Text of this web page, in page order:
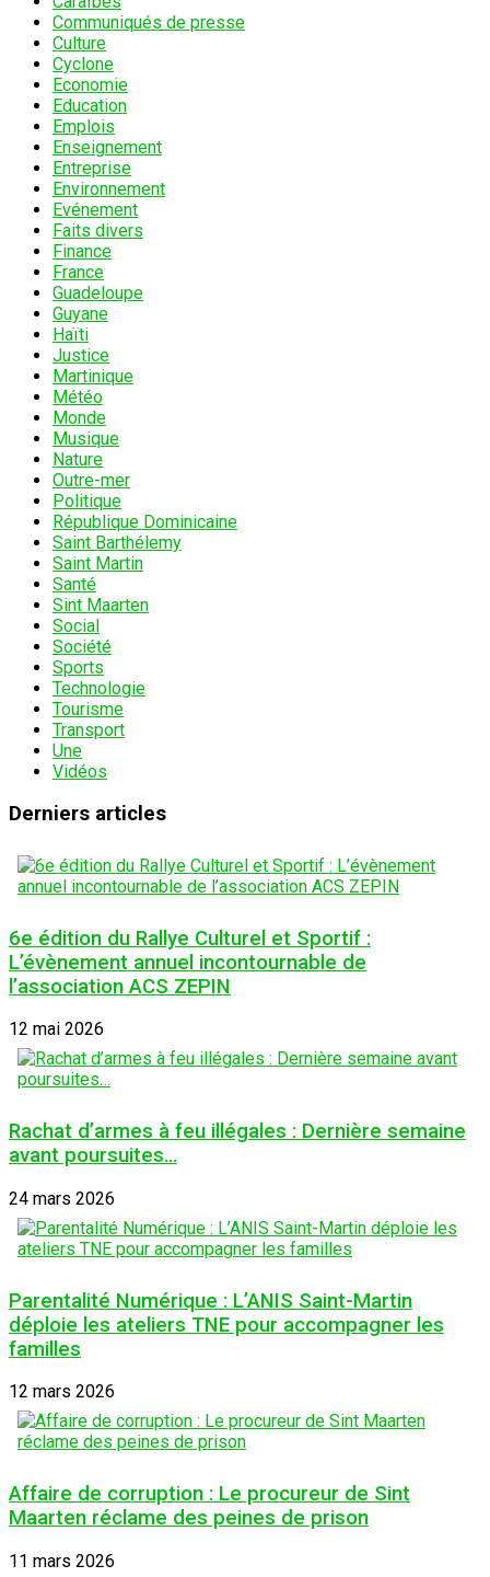
Communiqués de presse
Culture
Cyclone
Economie
Education
Emplois
Enseignement
Entreprise
Environnement
Evénement
Faits divers
Finance
France
Guadeloupe
Guyane
Haïti
Justice
Martinique
Météo
Monde
Musique
Nature
Outre-mer
Politique
République Dominicaine
Saint Barthélemy
Saint Martin
Santé
Sint Maarten
Social
Société
Sports
Technologie
Tourisme
Transport
Une
Vidéos
Derniers articles
6e édition du Rallye Culturel et Sportif :
L’évènement annuel incontournable de
l’association ACS ZEPIN
12 mai 2026
Rachat d’armes à feu illégales : Dernière semaine
avant poursuites…
24 mars 2026
Parentalité Numérique : L’ANIS Saint-Martin
déploie les ateliers TNE pour accompagner les
familles
12 mars 2026
Affaire de corruption : Le procureur de Sint
Maarten réclame des peines de prison
11 mars 2026